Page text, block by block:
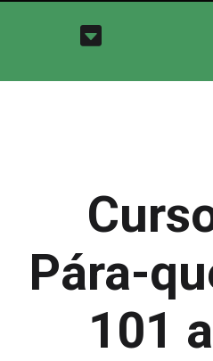
Pára-
101